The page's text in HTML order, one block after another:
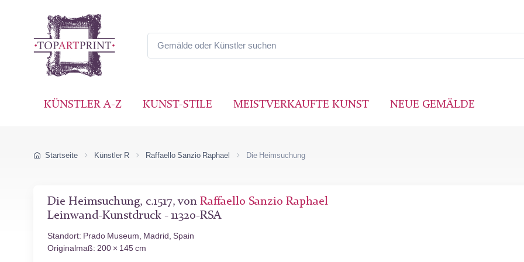
KÜNSTLER A-Z KUNST-STILE MEISTVERKAUFTE KUNST NEUE GEMÄLDE
Startseite Künstler R Raffaello Sanzio Raphael Die Heimsuchung
Die Heimsuchung, c.1517, von Raffaello Sanzio Raphael
Leinwand-Kunstdruck - 11320-RSA
Standort: Prado Museum, Madrid, Spain
Originalmaß: 200 × 145 cm